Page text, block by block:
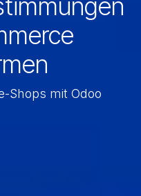
Shops mit Odoo